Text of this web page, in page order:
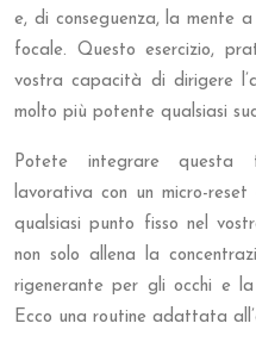
e, di conseguenza, la mente
focale. Questo esercizio,
vostra capacità di dirigere
molto più potente qualsiasi
Potete integrare questa
lavorativa con un micro-
qualsiasi punto fisso nel
non solo allena la
rigenerante per gli occhi e
Ecco una routine adattata